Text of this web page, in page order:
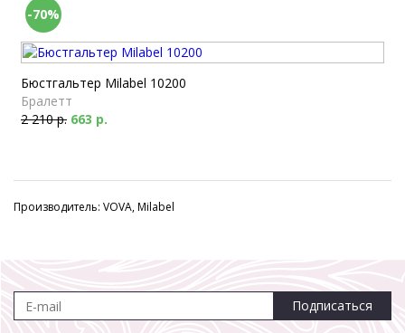
-70%
Бюстгальтер Milabel 10200
Бралетт
2 210 р. 663 р.
Производитель: VOVA, Milabel
Подписаться